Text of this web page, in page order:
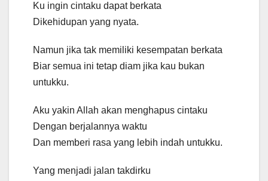
Ku ingin cintaku dapat berkata
Dikehidupan yang nyata.
Namun jika tak memiliki kesempatan berkata
Biar semua ini tetap diam jika kau bukan
untukku.
Aku yakin Allah akan menghapus cintaku
Dengan berjalannya waktu
Dan memberi rasa yang lebih indah untukku.
Yang menjadi jalan takdirku